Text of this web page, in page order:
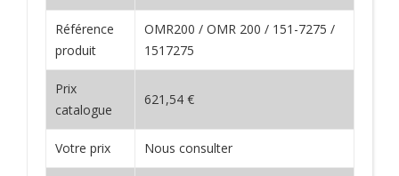
Référence
produit
OMR200 / OMR 200 / 151-7275 /
1517275
Prix
catalogue
621,54 €
Votre prix Nous consulter